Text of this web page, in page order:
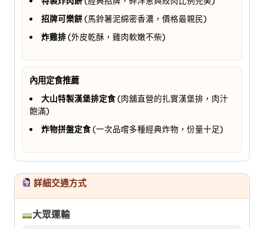
招牌可樂餅(馬鈴薯泥綿密香濃，價格最親民)
炸雞排(外皮乾酥，雞肉軟嫩不柴)
內用定食推薦
大山特製漢堡排定食(肉舖直營的扎實漢堡排，肉汁
飽滿)
炸物拼盤定食(一次品嚐多種經典炸物，份量十足)
詳細交通方式
大眾運輸